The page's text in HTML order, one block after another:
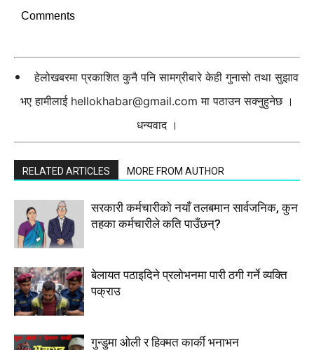
Comments
हेलोखबरमा प्रकाशित कुनै पनि सामग्रीबारे केही गुनासो तथा सुझाव
भए हामीलाई hellokhabar@gmail.com मा पठाउन सक्नुहुनेछ ।
धन्यवाद ।
RELATED ARTICLES MORE FROM AUTHOR
सरकारी कर्मचारीकाे नयाँ तलबमान सार्वजनिक, कुन
तहका कर्मचारीले कति पाउँछन्?
बेलायत पठाइदिने प्रलाेभनमा पारी ठगी गर्ने व्यक्ति
पक्राउ
गुन्डुमा ओली र हिक्मत कार्की भनाभन